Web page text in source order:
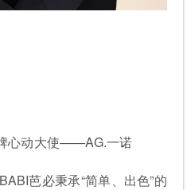
心动大使——AG.一诺
芭必秉承“简单、出色”的